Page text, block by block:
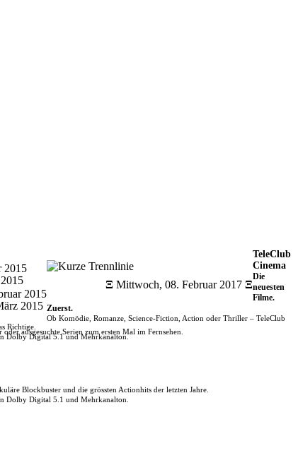
2015
2015
2015
Ξ Mittwoch, 08. Februar 2017 Ξ
TeleClub
Cinema
Die
neuesten
Filme.
Zuerst.
Ob Komödie, Romanze, Science-Fiction, Action oder Thriller – TeleClub
Richtige.
ausgesuchte Serien zum ersten Mal im Fernsehen.
Dolby Digital 5.1 und Mehrkanalton.
Blockbuster und die grössten Actionhits der letzten Jahre.
Dolby Digital 5.1 und Mehrkanalton.